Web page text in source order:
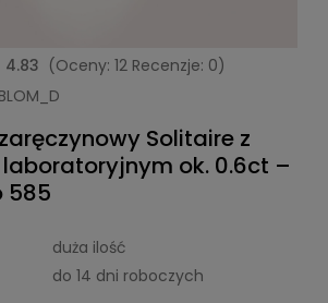
4.83 (Oceny: 12 Recenzje: 0)
Solitaire z
ok. 0.6ct –
585
duża ilość
do 14 dni roboczych